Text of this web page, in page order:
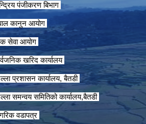
पंजीकरण बिभाग
कानुन आयाेग
सेवा आयाेग
खरिद कार्यालय
प्रशासन कार्यालय, बैतडी
समन्वय समितिको कार्यालय,बैतडी
वडापत्र